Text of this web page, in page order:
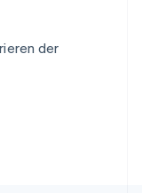
der